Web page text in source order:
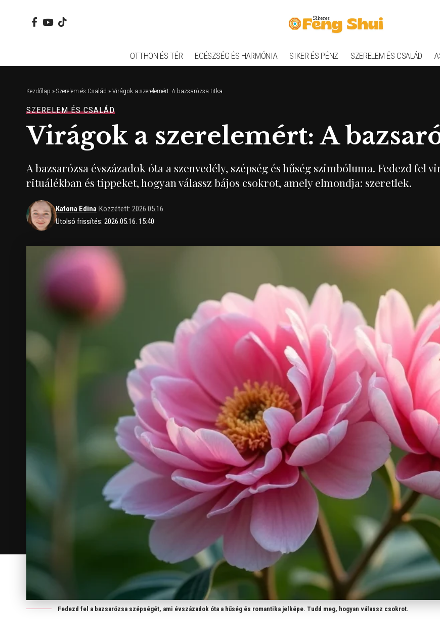
OTTHON ÉS TÉR EGÉSZSÉG ÉS HARMÓNIA SIKER ÉS PÉNZ SZERELEM ÉS CSALÁD
Kezdőlap » Szerelem és Család » Virágok a szerelemért: A bazsarózsa titka
SZERELEM ÉS CSALÁD
Virágok a szerelemért: A
A bazsarózsa évszázadok óta a szenvedély, szépség és hűség szimbóluma. Fedezd
rituálékban és tippeket, hogyan válassz bájos csokrot, amely elmondja: szeretlek.
Utolsó frissítés: 2026.05.16. 15:40
Katona Edina Közzétett: 2026.05.16.
Fedezd fel a bazsarózsa szépségét, ami évszázadok óta a hűség és romantika jelképe. Tudd meg, hogyan válassz csokrot.